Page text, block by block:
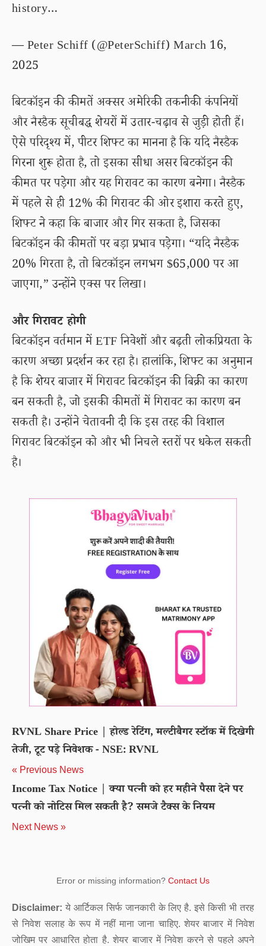
history…
— Peter Schiff (@PeterSchiff)March 16,
2025
बिटकॉइन की कीमतें अक्सर अमेरिकी तकनीकी कंपनियों
और नैस्डैक सूचीबद्ध शेयरों में उतार-चढ़ाव से जुड़ी होती हैं।
ऐसे परिदृश्य में, पीटर शिफ्ट का मानना है कि यदि नैस्डैक
गिरना शुरू होता है, तो इसका सीधा असर बिटकॉइन की
कीमत पर पड़ेगा और यह गिरावट का कारण बनेगा। नैस्डैक
में पहले से ही 12% की गिरावट की ओर इशारा करते हुए,
शिफ्ट ने कहा कि बाजार और गिर सकता है, जिसका
बिटकॉइन की कीमतों पर बड़ा प्रभाव पड़ेगा। “यदि नैस्डैक
20% गिरता है, तो बिटकॉइन लगभग $65,000 पर आ
जाएगा,” उन्होंने एक्स पर लिखा।
और गिरावट होगी
बिटकॉइन वर्तमान में ETF निवेशों और बढ़ती लोकप्रियता के
कारण अच्छा प्रदर्शन कर रहा है। हालांकि, शिफ्ट का अनुमान
है कि शेयर बाजार में गिरावट बिटकॉइन की बिक्री का कारण
बन सकती है, जो इसकी कीमतों में गिरावट का कारण बन
सकती है। उन्होंने चेतावनी दी कि इस तरह की विशाल
गिरावट बिटकॉइन को और भी निचले स्तरों पर धकेल सकती
है।
RVNL Share Price | होल्ड रेटिंग, मल्टीबैगर स्टॉक में दिखेगी
तेजी, टूट पड़े निवेशक - NSE: RVNL
« Previous News
Income Tax Notice | क्या पत्नी को हर महीने पैसा देने पर
पत्नी को नोटिस मिल सकती है? समजे टैक्स के नियम
Next News »
Error or missing information? Contact Us
Disclaimer: ये आर्टिकल सिर्फ जानकारी के लिए है. इसे किसी भी तरह
से निवेश सलाह के रूप में नहीं माना जाना चाहिए. शेयर बाजार में निवेश
जोखिम पर आधारित होता है. शेयर बाजार में निवेश करने से पहले अपने